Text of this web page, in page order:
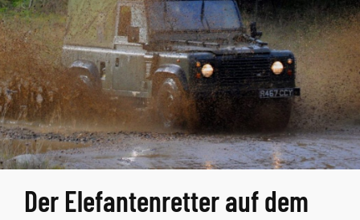
Der Elefantenretter auf dem